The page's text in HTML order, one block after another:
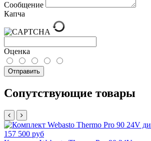
Сообщение
Капча
Оценка
Отправить
Сопутствующие товары
157 500 руб